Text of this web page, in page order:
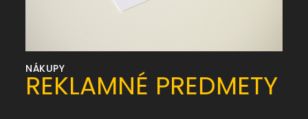
NÁKUPY
REKLAMNÉ PREDMETY